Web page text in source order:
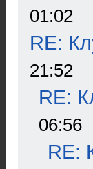
01:02
RE:
21:52
RE:
06:56
RE: